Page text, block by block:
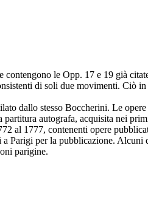
le Opp. 17 e 19 già
di soli due movimenti.
dallo stesso Boccherini. Le
autografa, acquisita nei
al 1777, contenenti opere
per la pubblicazione.
parigine.